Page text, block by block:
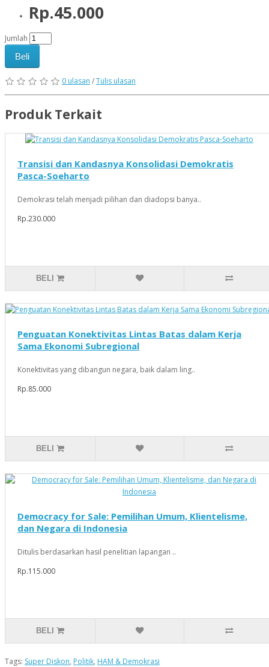
Rp.45.000
Jumlah
Beli
0 ulasan /Tulis ulasan
Produk Terkait
Transisi dan Kandasnya Konsolidasi Demokratis
Pasca-Soeharto
Demokrasi telah menjadi pilihan dan diadopsi banya..
Rp.230.000
BELI
Penguatan Konektivitas Lintas Batas dalam Kerja
Sama Ekonomi Subregional
Konektivitas yang dibangun negara, baik dalam ling..
Rp.85.000
BELI
Democracy for Sale: Pemilihan Umum, Klientelisme,
dan Negara di Indonesia
Ditulis berdasarkan hasil penelitian lapangan ..
Rp.115.000
BELI
Tags: Super Diskon, Politik, HAM & Demokrasi